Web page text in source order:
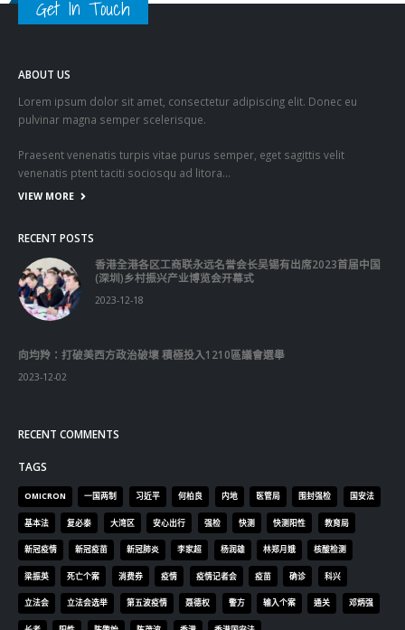
Get In Touch
ABOUT US
Lorem ipsum dolor sit amet, consectetur adipiscing elit. Donec eu
pulvinar magna semper scelerisque.
Praesent venenatis turpis vitae purus semper, eget sagittis velit
venenatis ptent taciti sociosqu ad litora…
VIEW MORE
RECENT POSTS
香港全港各区工商联永远名誉会长吴锡有出席2023首届中国
(深圳)乡村振兴产业博览会开幕式
2023-12-18
向均羚：打破美西方政治破壞 積極投入1210區議會選舉
2023-12-02
RECENT COMMENTS
TAGS
OMICRON 一国两制 习近平 何柏良 内地 医管局 围封强检 国安法
基本法 复必泰 大湾区 安心出行 强检 快测 快测阳性 教育局
新冠疫情 新冠疫苗 新冠肺炎 李家超 杨润雄 林郑月娥 核酸检测
梁振英 死亡个案 消费券 疫情 疫情记者会 疫苗 确诊 科兴
立法会 立法会选举 第五波疫情 聂德权 警方 输入个案 通关 邓炳强